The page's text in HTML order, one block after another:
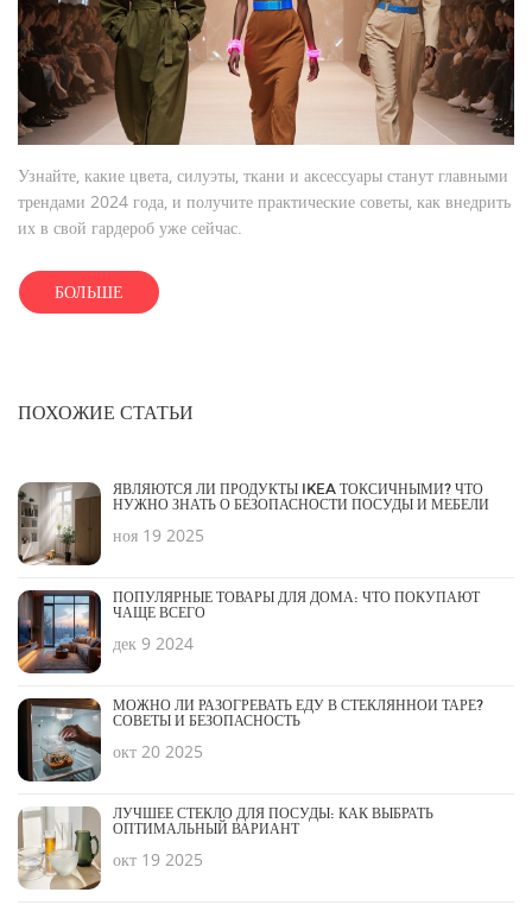
Узнайте, какие цвета, силуэты, ткани и аксессуары станут главными
трендами 2024 года, и получите практические советы, как внедрить
их в свой гардероб уже сейчас.
БОЛЬШЕ
ПОХОЖИЕ СТАТЬИ
ЯВЛЯЮТСЯ ЛИ ПРОДУКТЫ IKEA ТОКСИЧНЫМИ? ЧТО
НУЖНО ЗНАТЬ О БЕЗОПАСНОСТИ ПОСУДЫ И МЕБЕЛИ
ноя 19 2025
ПОПУЛЯРНЫЕ ТОВАРЫ ДЛЯ ДОМА: ЧТО ПОКУПАЮТ
ЧАЩЕ ВСЕГО
дек 9 2024
МОЖНО ЛИ РАЗОГРЕВАТЬ ЕДУ В СТЕКЛЯННОЙ ТАРЕ?
СОВЕТЫ И БЕЗОПАСНОСТЬ
окт 20 2025
ЛУЧШЕЕ СТЕКЛО ДЛЯ ПОСУДЫ: КАК ВЫБРАТЬ
ОПТИМАЛЬНЫЙ ВАРИАНТ
окт 19 2025